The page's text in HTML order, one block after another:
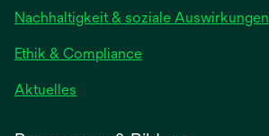
neuen
Registerkarte
geöffnet
Nachhaltigkeit & soziale Auswirkungen
Ethik & Compliance
Aktuelles